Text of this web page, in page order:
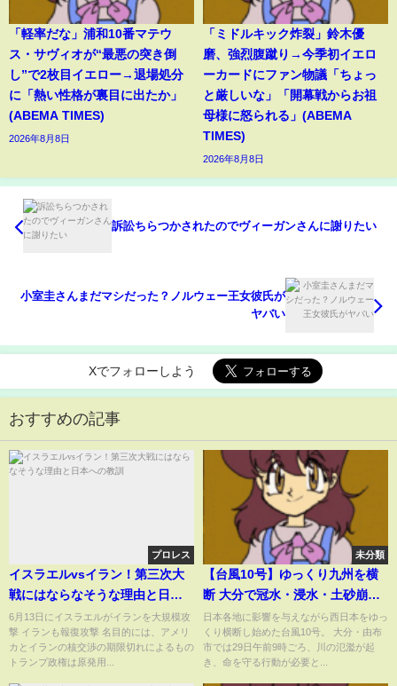
「軽率だな」浦和10番マテウ
ス・サヴィオが“最悪の突き倒
し”で2枚目イエロー→退場処分
に「熱い性格が裏目に出たか」
(ABEMA TIMES)
2026年8月8日
「ミドルキック炸裂」鈴木優
磨、強烈腹蹴り→今季初イエロ
ーカードにファン物議「ちょっ
と厳しいな」「開幕戦からお祖
母様に怒られる」(ABEMA
TIMES)
2026年8月8日
訴訟ちらつかされたのでヴィーガンさんに謝りたい
小室圭さんまだマシだった？ノルウェー王女彼氏が
ヤバい
Xでフォローしよう
おすすめの記事
プロレス
イスラエルvsイラン！第三次大
戦にはならなそうな理由と日本
への教訓
6月13日にイスラエルがイランを大規模攻
撃 イランも報復攻撃 名目的には、アメリ
カとイランの核交渉の期限切れによるもの
トランプ政権は原発用...
未分類
【台風10号】ゆっくり九州を横
断 大分で冠水・浸水・土砂崩
れ…離れた場所でも線状降水帯
次々【めざまし８ニュース】
日本各地に影響を与えながら西日本をゆっ
くり横断し始めた台風10号。 大分・由布
市では29日午前9時ごろ、川の氾濫が起
き、命を守る行動が必要と...